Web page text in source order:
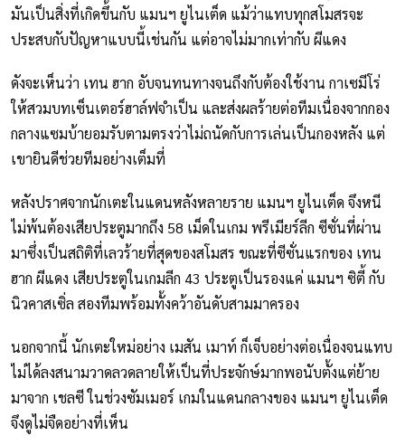
มันเป็นสิ่งที่เกิดขึ้นกับ แมนฯ ยูไนเต็ด แม้ว่าแทบทุกสโมสรจะ
ประสบกับปัญหาแบบนี้เช่นกัน แต่อาจไม่มากเท่ากับ ผีแดง
ดังจะเห็นว่า เทน ฮาก อับจนทนทางจนถึงกับต้องใช้งาน กาเซมีโร่
ให้สวมบทเซ็นเตอร์ฮาล์ฟจำเป็น และส่งผลร้ายต่อทีมเนื่องจากกอง
กลางแซมบ้ายอมรับตามตรงว่าไม่ถนัดกับการเล่นเป็นกองหลัง แต่
เขายินดีช่วยทีมอย่างเต็มที่
หลังปราศจากนักเตะในแดนหลังหลายราย แมนฯ ยูไนเต็ด จึงหนี
ไม่พ้นต้องเสียประตูมากถึง 58 เม็ดในเกม พรีเมียร์ลีก ซีซั่นที่ผ่าน
มาซึ่งเป็นสถิติที่เลวร้ายที่สุดของสโมสร ขณะที่ซีซั่นแรกของ เทน
ฮาก ผีแดง เสียประตูในเกมลีก 43 ประตูเป็นรองแค่ แมนฯ ซิตี้ กับ
นิวคาสเซิ่ล สองทีมพร้อมทั้งคว้าอันดับสามมาครอง
นอกจากนี้ นักเตะใหม่อย่าง เมสัน เมาท์ ก็เจ็บอย่างต่อเนื่องจนแทบ
ไม่ได้ลงสนามวาดลวดลายให้เป็นที่ประจักษ์มากพอนับตั้งแต่ย้าย
มาจาก เชลซี ในช่วงซัมเมอร์ เกมในแดนกลางของ แมนฯ ยูไนเต็ด
จึงดูไม่จืดอย่างที่เห็น